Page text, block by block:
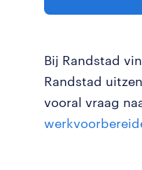
Bij Randstad
Randstad
vooral vraag